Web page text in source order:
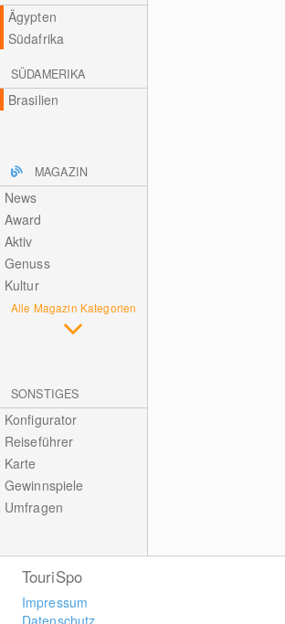
Ägypten
Südafrika
SÜDAMERIKA
Brasilien
MAGAZIN
News
Award
Aktiv
Genuss
Kultur
Alle Magazin Kategorien
SONSTIGES
Konfigurator
Reiseführer
Karte
Gewinnspiele
Umfragen
TouriSpo
Impressum
Datenschutz